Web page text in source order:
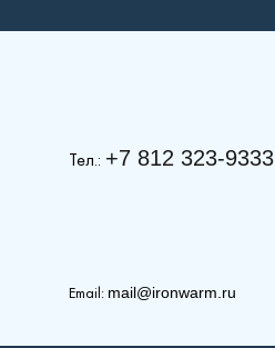
Тел.: +7 812 323-9333
Email: mail@ironwarm.ru